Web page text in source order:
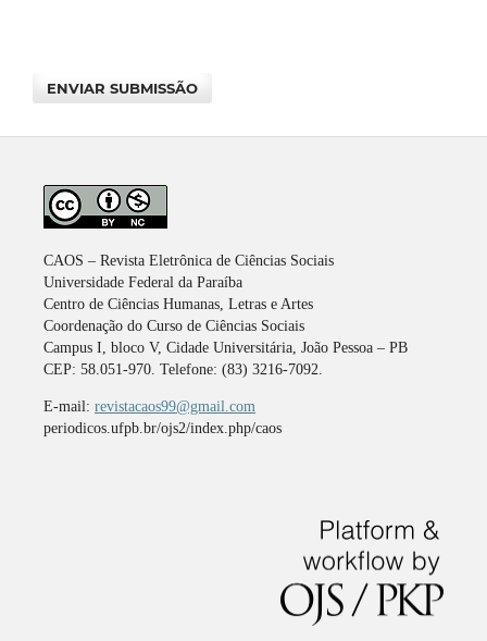
ENVIAR SUBMISSÃO
CAOS – Revista Eletrônica de Ciências Sociais
Universidade Federal da Paraíba
Centro de Ciências Humanas, Letras e Artes
Coordenação do Curso de Ciências Sociais
Campus I, bloco V, Cidade Universitária, João Pessoa – PB
CEP: 58.051-970. Telefone: (83) 3216-7092.
E-mail: revistacaos99@gmail.com
periodicos.ufpb.br/ojs2/index.php/caos